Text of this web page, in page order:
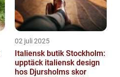
02 juli 2025
Italiensk butik Stockholm:
upptäck italiensk design
hos Djursholms skor